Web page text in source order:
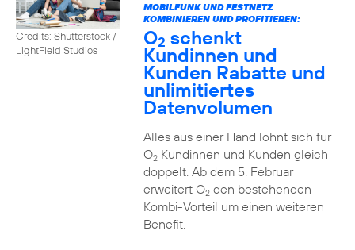
Credits: Shutterstock /
LightField Studios
MOBILFUNK UND FESTNETZ
KOMBINIEREN UND PROFITIEREN:
O2 schenkt
Kundinnen und
Kunden Rabatte und
unlimitiertes
Datenvolumen
Alles aus einer Hand lohnt sich für
O2Kundinnen und Kunden gleich
doppelt. Ab dem 5. Februar
erweitert O2den bestehenden
Kombi-Vorteil um einen weiteren
Benefit.